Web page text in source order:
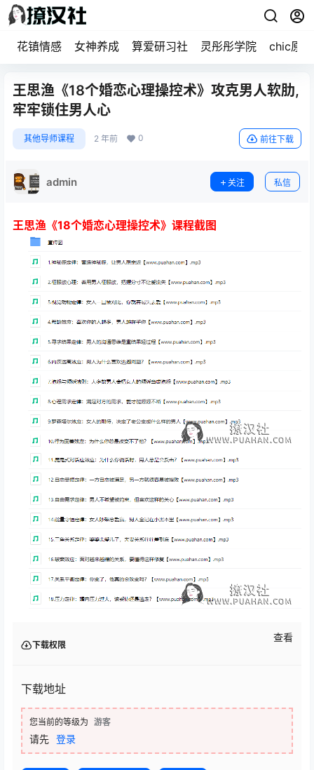
花镇情感 女神养成 算爱研习社 灵彤彤学院 chic原醉
王思渔《18个婚恋心理操控术》攻克男人软肋,
牢牢锁住男人心
其他导师课程 2 年前 0 前往下载
admin 关注 私信
王思渔《18个婚恋心理操控术》课程截图
下载权限
查看
下载地址
您当前的等级为 游客
请先 登录